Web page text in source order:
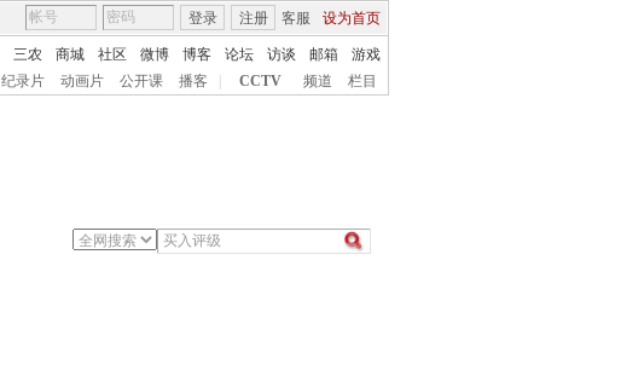
客服 设为首页
登录 注册
三农 商城 社区 微博 博客 论坛 访谈 邮箱
游戏
纪录片 动画片 公开课 播客 CCTV 频道 栏目